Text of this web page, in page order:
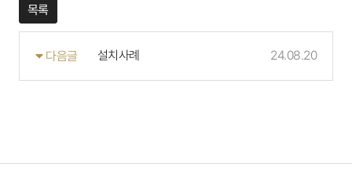
목록
다음글 설치사례 24.08.20